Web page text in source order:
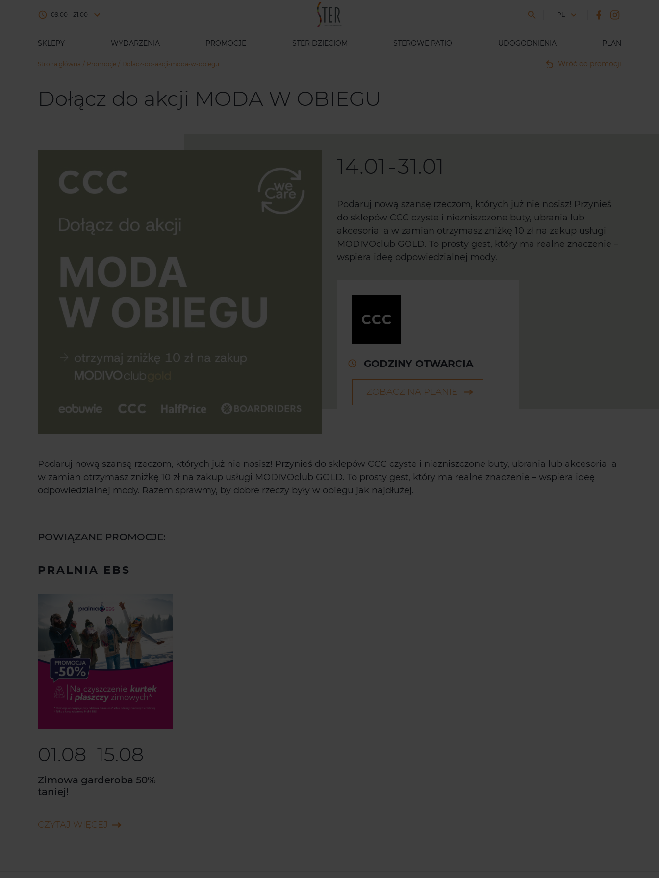
09:00 - 21:00 PL JĘZYK
SKLEPY WYDARZENIA PROMOCJE STER DZIECIOM STEROWE PATIO UDOGODNIENIA PLAN
Strona główna Promocje Dolacz-do-akcji-moda-w-obiegu Wróć do promocji
Dołącz do akcji MODA W OBIEGU
14.01 -31.01
Podaruj nową szansę rzeczom, których już nie nosisz! Przynieś
do sklepów CCC czyste i niezniszczone buty, ubrania lub
akcesoria, a w zamian otrzymasz zniżkę 10 zł na zakup usługi
MODIVOclub GOLD. To prosty gest, który ma realne znaczenie –
wspiera ideę odpowiedzialnej mody.
GODZINY OTWARCIA
ZOBACZ NA PLANIE
Podaruj nową szansę rzeczom, których już nie nosisz! Przynieś do sklepów CCC czyste i niezniszczone buty, ubrania lub akcesoria, a
w zamian otrzymasz zniżkę 10 zł na zakup usługi MODIVOclub GOLD. To prosty gest, który ma realne znaczenie – wspiera ideę
odpowiedzialnej mody. Razem sprawmy, by dobre rzeczy były w obiegu jak najdłużej.
POWIĄZANE PROMOCJE:
PRALNIA EBS
01.08-15.08
Zimowa garderoba 50%
taniej!
CZYTAJ WIĘCEJ